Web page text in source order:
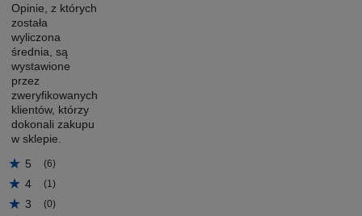
Opinie, z których
została
wyliczona
średnia, są
wystawione
przez
zweryfikowanych
klientów, którzy
dokonali zakupu
w sklepie.
5
(6)
4 (1)
3 (0)